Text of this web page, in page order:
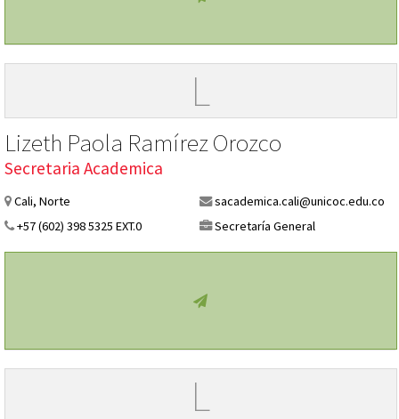
L
Lizeth Paola Ramírez Orozco
Secretaria Academica
Cali, Norte
sacademica.cali@unicoc.edu.co
+57 (602) 398 5325 EXT.0
Secretaría General
L